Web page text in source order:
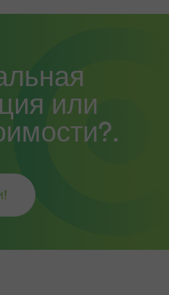
или